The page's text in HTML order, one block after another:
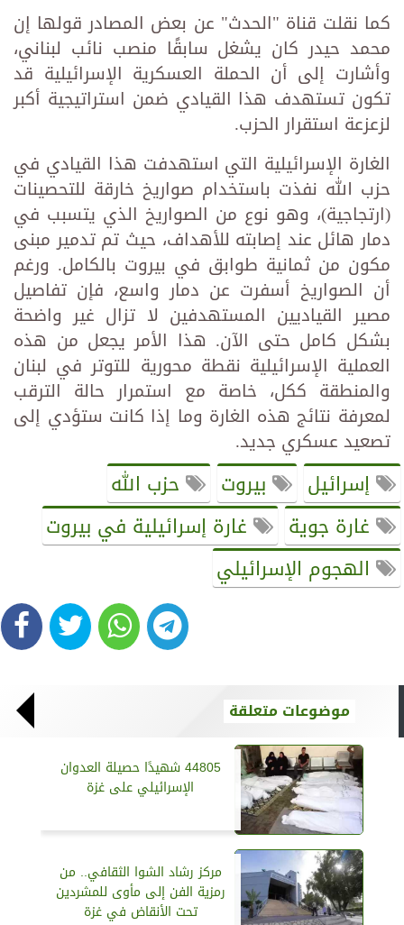
كما نقلت قناة "الحدث" عن بعض المصادر قولها إن
محمد حيدر كان يشغل سابقًا منصب نائب لبناني،
وأشارت إلى أن الحملة العسكرية الإسرائيلية قد
تكون تستهدف هذا القيادي ضمن استراتيجية أكبر
لزعزعة استقرار الحزب.
الغارة الإسرائيلية التي استهدفت هذا القيادي في
حزب الله نفذت باستخدام صواريخ خارقة للتحصينات
(ارتجاجية)، وهو نوع من الصواريخ الذي يتسبب في
دمار هائل عند إصابته للأهداف، حيث تم تدمير مبنى
مكون من ثمانية طوابق في بيروت بالكامل. ورغم
أن الصواريخ أسفرت عن دمار واسع، فإن تفاصيل
مصير القياديين المستهدفين لا تزال غير واضحة
بشكل كامل حتى الآن. هذا الأمر يجعل من هذه
العملية الإسرائيلية نقطة محورية للتوتر في لبنان
والمنطقة ككل، خاصة مع استمرار حالة الترقب
لمعرفة نتائج هذه الغارة وما إذا كانت ستؤدي إلى
تصعيد عسكري جديد.
إسرائيل بيروت
حزب الله
غارة جوية
غارة إسرائيلية في بيروت
الهجوم الإسرائيلي
موضوعات متعلقة
44805 شهيدًا حصيلة العدوان
الإسرائيلي على غزة
مركز رشاد الشوا الثقافي.. من
رمزية الفن إلى مأوى للمشردين
تحت الأنقاض في غزة